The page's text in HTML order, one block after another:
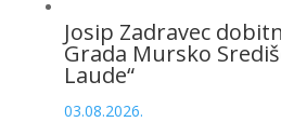
Josip Zadravec
Grada Mursko
Laude“
03.08.2026.